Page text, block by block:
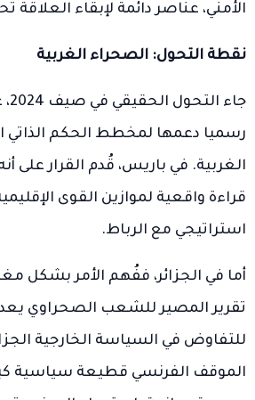
الأمني، عناصر دائمة لإبقاء العلاقة
نقطة التحول: الصحراء الغربية
رسميا دعمها لمخطط الحكم الذاتي
الغربية. في باريس، قُدم القرار على
قراءة واقعية لموازين القوى
استراتيجي مع الرباط.
أما في الجزائر، ففُهم الأمر بشكل
تقرير المصير للشعب الصحراوي يعد
للتفاوض في السياسة الخارجية
الموقف الفرنسي قطيعة سياسية